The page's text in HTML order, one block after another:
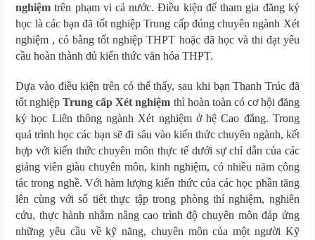
nghiệm trên phạm vi cả nước. Điều kiện để tham gia đăng ký
học là các bạn đã tốt nghiệp Trung cấp đúng chuyên ngành Xét
nghiệm , có bằng tốt nghiệp THPT hoặc đã học và thi đạt yêu
cầu hoàn thành đủ kiến thức văn hóa THPT.
Dựa vào điều kiện trên có thể thấy, sau khi bạn Thanh Trúc đã
tốt nghiệpTrung cấp Xét nghiệm thì hoàn toàn có cơ hội đăng
ký học Liên thông ngành Xét nghiệm ở hệ Cao đẳng. Trong
quá trình học các bạn sẽ đi sâu vào kiến thức chuyên ngành, kết
hợp với kiến thức chuyên môn thực tế dưới sự chỉ dẫn của các
giảng viên giàu chuyên môn, kinh nghiệm, có nhiều năm công
tác trong nghề. Với hàm lượng kiến thức của các học phần tăng
lên cùng với số tiết thực tập trong phòng thí nghiệm, nghiên
cứu, thực hành nhằm nâng cao trình độ chuyên môn đáp ứng
những yêu cầu về kỹ năng, chuyên môn của một người Kỹ